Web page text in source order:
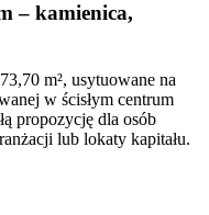
– kamienica,
m², usytuowane na
w ścisłym centrum
propozycję dla osób
lub lokaty kapitału.